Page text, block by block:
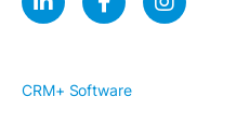
CRM+ Software